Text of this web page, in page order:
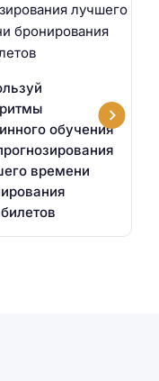
обучения
времени